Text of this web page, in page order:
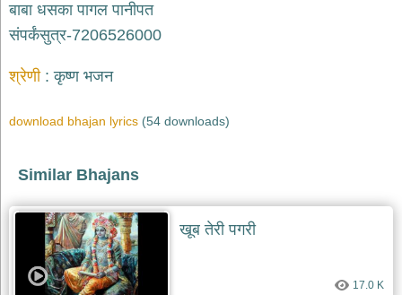
खाटू
श्याम
khatu
रानी
दादी
भजन
rani
sati
bhajans
बावा
लाल
बाबा धसका पागल पानीपत
संपर्कंसुत्र-7206526000
श्रेणी कृष्ण भजन
download bhajan lyrics (54 downloads)
Similar Bhajans
खूब तेरी पगरी
17.0 K